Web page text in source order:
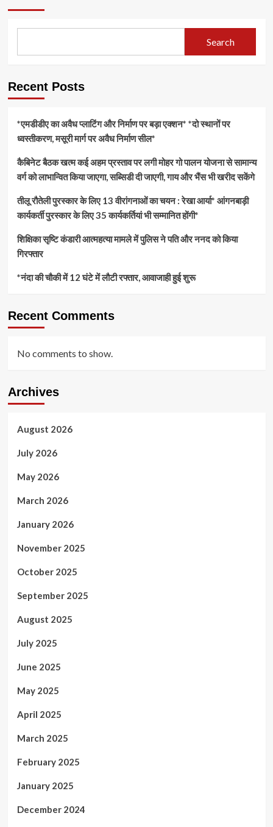
Search
Recent Posts
*एमडीडीए का अवैध प्लाटिंग और निर्माण पर बड़ा एक्शन* *दो स्थानों पर
ध्वस्तीकरण, मसूरी मार्ग पर अवैध निर्माण सील*
कैबिनेट बैठक खत्म कई अहम प्रस्ताव पर लगी मोहर गो पालन योजना से सामान्य
वर्ग को लाभान्वित किया जाएगा, सब्सिडी दी जाएगी, गाय और भैंस भी खरीद सकेंगे
तीलू रौतेली पुरस्कार के लिए 13 वीरांगनाओं का चयन : रेखा आर्या* आंगनबाड़ी
कार्यकर्ती पुरस्कार के लिए 35 कार्यकर्तियां भी सम्मानित होंगी*
शिक्षिका सृष्टि कंडारी आत्महत्या मामले में पुलिस ने पति और ननद को किया
गिरफ्तार
*नंदा की चौकी में 12 घंटे में लौटी रफ्तार, आवाजाही हुई शुरू
Recent Comments
No comments to show.
Archives
August 2026
July 2026
May 2026
March 2026
January 2026
November 2025
October 2025
September 2025
August 2025
July 2025
June 2025
May 2025
April 2025
March 2025
February 2025
January 2025
December 2024